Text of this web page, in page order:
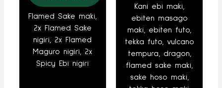
Flamed Sake maki,
2x Flamed Sake
nigiri, 2x Flamed
Maguro nigiri, 2x
Spicy Ebi nigiri
Kani ebi maki,
ebiten masago
maki, ebiten futo,
tekka futo, vulcano
tempura, dragon,
flamed sake maki,
sake hoso maki,